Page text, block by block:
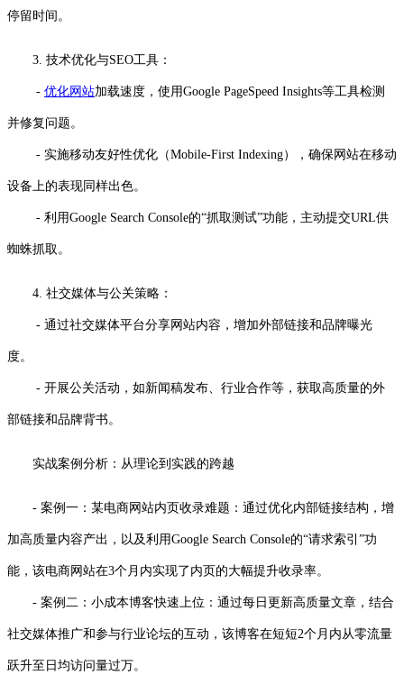
停留时间。
3. 技术优化与SEO工具：
- 优化网站加载速度，使用Google PageSpeed Insights等工具检测
并修复问题。
- 实施移动友好性优化（Mobile-First Indexing），确保网站在移动
设备上的表现同样出色。
- 利用Google Search Console的“抓取测试”功能，主动提交URL供
蜘蛛抓取。
4. 社交媒体与公关策略：
- 通过社交媒体平台分享网站内容，增加外部链接和品牌曝光
度。
- 开展公关活动，如新闻稿发布、行业合作等，获取高质量的外
部链接和品牌背书。
实战案例分析：从理论到实践的跨越
- 案例一：某电商网站内页收录难题：通过优化内部链接结构，增
加高质量内容产出，以及利用Google Search Console的“请求索引”功
能，该电商网站在3个月内实现了内页的大幅提升收录率。
- 案例二：小成本博客快速上位：通过每日更新高质量文章，结合
社交媒体推广和参与行业论坛的互动，该博客在短短2个月内从零流量
跃升至日均访问量过万。